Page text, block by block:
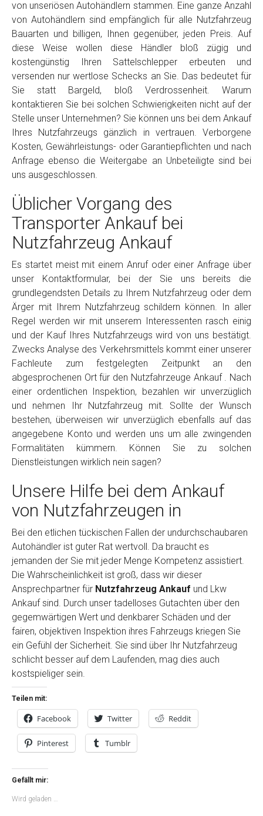
von unseriösen Autohändlern stammen. Eine ganze Anzahl
von Autohändlern sind empfänglich für alle Nutzfahrzeug
Bauarten und billigen, Ihnen gegenüber, jeden Preis. Auf
diese Weise wollen diese Händler bloß zügig und
kostengünstig Ihren Sattelschlepper erbeuten und
versenden nur wertlose Schecks an Sie. Das bedeutet für
Sie statt Bargeld, bloß Verdrossenheit. Warum
kontaktieren Sie bei solchen Schwierigkeiten nicht auf der
Stelle unser Unternehmen? Sie können uns bei dem Ankauf
Ihres Nutzfahrzeugs gänzlich in vertrauen. Verborgene
Kosten, Gewährleistungs- oder Garantiepflichten und nach
Anfrage ebenso die Weitergabe an Unbeteiligte sind bei
uns ausgeschlossen.
Üblicher Vorgang des
Transporter Ankauf bei
Nutzfahrzeug Ankauf
Es startet meist mit einem Anruf oder einer Anfrage über
unser Kontaktformular, bei der Sie uns bereits die
grundlegendsten Details zu Ihrem Nutzfahrzeug oder dem
Ärger mit Ihrem Nutzfahrzeug schildern können. In aller
Regel werden wir mit unserem Interessenten rasch einig
und der Kauf Ihres Nutzfahrzeugs wird von uns bestätigt.
Zwecks Analyse des Verkehrsmittels kommt einer unserer
Fachleute zum festgelegten Zeitpunkt an den
abgesprochenen Ort für den Nutzfahrzeuge Ankauf . Nach
einer ordentlichen Inspektion, bezahlen wir unverzüglich
und nehmen Ihr Nutzfahrzeug mit. Sollte der Wunsch
bestehen, überweisen wir unverzüglich ebenfalls auf das
angegebene Konto und werden uns um alle zwingenden
Formalitäten kümmern. Können Sie zu solchen
Dienstleistungen wirklich nein sagen?
Unsere Hilfe bei dem Ankauf
von Nutzfahrzeugen in
Bei den etlichen tückischen Fallen der undurchschaubaren
Autohändler ist guter Rat wertvoll. Da braucht es
jemanden der Sie mit jeder Menge Kompetenz assistiert.
Die Wahrscheinlichkeit ist groß, dass wir dieser
Ansprechpartner für Nutzfahrzeug Ankauf und Lkw
Ankauf sind. Durch unser tadelloses Gutachten über den
gegemwärtigen Wert und denkbarer Schäden und der
fairen, objektiven Inspektion ihres Fahrzeugs kriegen Sie
ein Gefühl der Sicherheit. Sie sind über Ihr Nutzfahrzeug
schlicht besser auf dem Laufenden, mag dies auch
kostspieliger sein.
Teilen mit:
Facebook Twitter Reddit
Pinterest Tumblr
Gefällt mir:
Wird geladen …